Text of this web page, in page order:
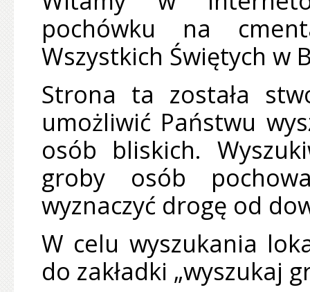
pochówku na
Wszystkich Świętych w
Strona ta została
umożliwić Państwu
osób bliskich.
groby osób
wyznaczyć drogę od
W celu wyszukania
do zakładki „wyszukaj